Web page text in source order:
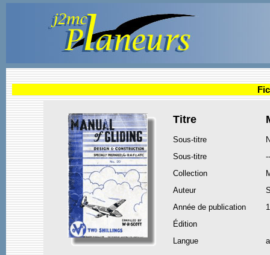
Titre
Sous-titre
Sous-titre
--
Collection
Auteur
Année de publication
Édition
Langue